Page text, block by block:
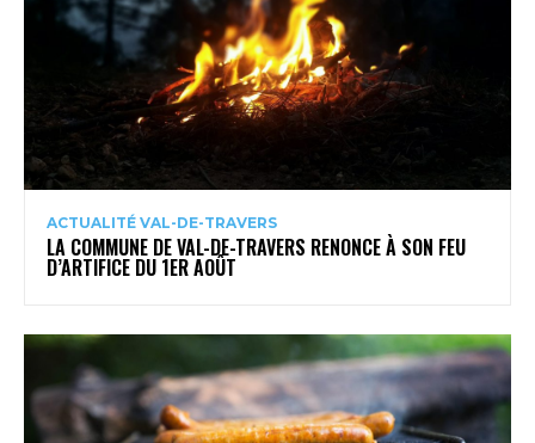
ACTUALITÉ VAL-DE-TRAVERS
LA COMMUNE DE VAL-DE-TRAVERS RENONCE À SON FEU
D’ARTIFICE DU 1ER AOÛT